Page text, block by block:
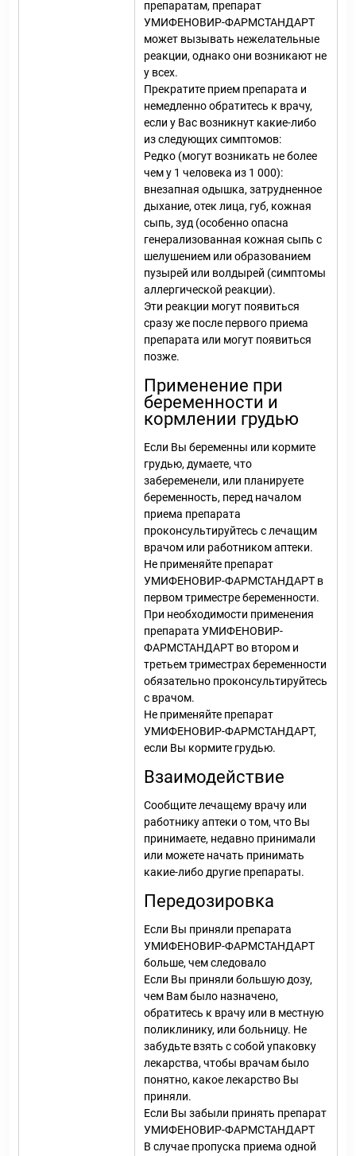
препаратам, препарат
УМИФЕНОВИР-ФАРМСТАНДАРТ
может вызывать нежелательные
реакции, однако они возникают не
у всех.
Прекратите прием препарата и
немедленно обратитесь к врачу,
если у Вас возникнут какие-либо
из следующих симптомов:
Редко (могут возникать не более
чем у 1 человека из 1 000):
внезапная одышка, затрудненное
дыхание, отек лица, губ, кожная
сыпь, зуд (особенно опасна
генерализованная кожная сыпь с
шелушением или образованием
пузырей или волдырей (симптомы
аллергической реакции).
Эти реакции могут появиться
сразу же после первого приема
препарата или могут появиться
позже.
Применение при
беременности и
кормлении грудью
Если Вы беременны или кормите
грудью, думаете, что
забеременели, или планируете
беременность, перед началом
приема препарата
проконсультируйтесь с лечащим
врачом или работником аптеки.
Не применяйте препарат
УМИФЕНОВИР-ФАРМСТАНДАРТ в
первом триместре беременности.
При необходимости применения
препарата УМИФЕНОВИР-
ФАРМСТАНДАРТ во втором и
третьем триместрах беременности
обязательно проконсультируйтесь
с врачом.
Не применяйте препарат
УМИФЕНОВИР-ФАРМСТАНДАРТ,
если Вы кормите грудью.
Взаимодействие
Сообщите лечащему врачу или
работнику аптеки о том, что Вы
принимаете, недавно принимали
или можете начать принимать
какие-либо другие препараты.
Передозировка
Если Вы приняли препарата
УМИФЕНОВИР-ФАРМСТАНДАРТ
больше, чем следовало
Если Вы приняли большую дозу,
чем Вам было назначено,
обратитесь к врачу или в местную
поликлинику, или больницу. Не
забудьте взять с собой упаковку
лекарства, чтобы врачам было
понятно, какое лекарство Вы
приняли.
Если Вы забыли принять препарат
УМИФЕНОВИР-ФАРМСТАНДАРТ
В случае пропуска приема одной